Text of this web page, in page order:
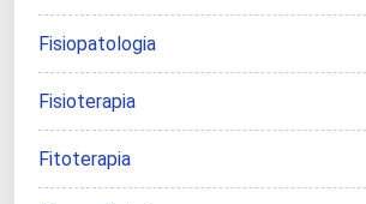
Fisiopatologia
Fisioterapia
Fitoterapia